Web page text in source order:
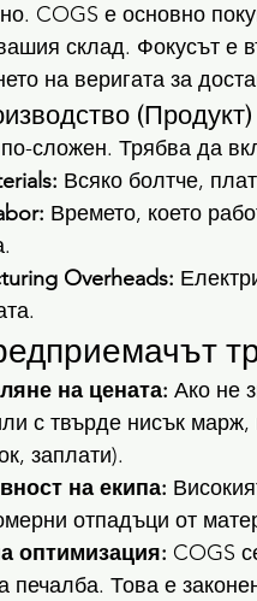
COGS е основно
склад. Фокусът е
на веригата за
(Продукт)
сложен. Трябва да
Всяко болтче,
Времето, което
Overheads:
на цената: Ако не
с твърде нисък
заплати).
на екипа:
отпадъци от
оптимизация: COGS
печалба. Това е